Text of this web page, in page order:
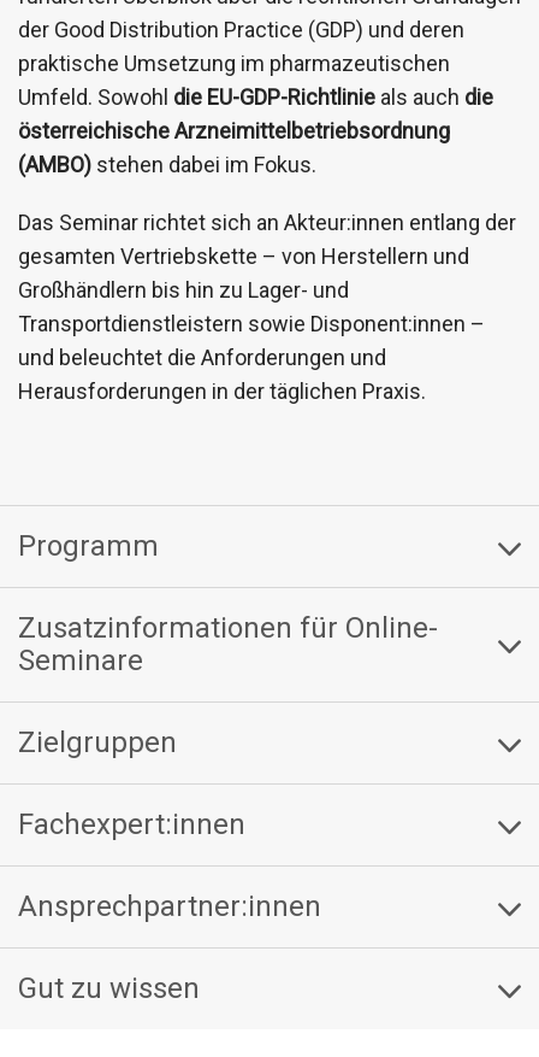
der Good Distribution Practice (GDP) und deren
praktische Umsetzung im pharmazeutischen
Umfeld. Sowohl die EU-GDP-Richtlinie als auch die
österreichische Arzneimittelbetriebsordnung
(AMBO) stehen dabei im Fokus.
Das Seminar richtet sich an Akteur:innen entlang der
gesamten Vertriebskette – von Herstellern und
Großhändlern bis hin zu Lager- und
Transportdienstleistern sowie Disponent:innen –
und beleuchtet die Anforderungen und
Herausforderungen in der täglichen Praxis.
Programm
Zusatzinformationen für Online-
Seminare
Zielgruppen
Fachexpert:innen
Ansprechpartner:innen
Gut zu wissen